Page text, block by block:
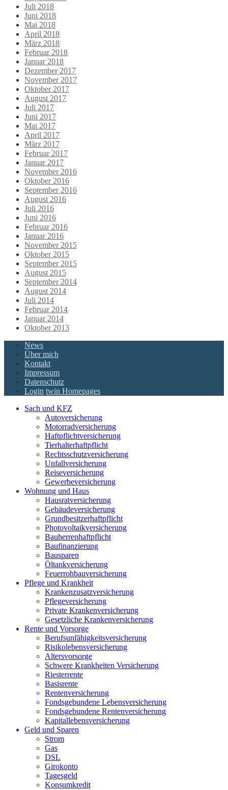
Juli 2018
Juni 2018
Mai 2018
April 2018
März 2018
Februar 2018
Januar 2018
Dezember 2017
November 2017
Oktober 2017
August 2017
Juli 2017
Juni 2017
Mai 2017
April 2017
März 2017
Februar 2017
Januar 2017
November 2016
Oktober 2016
September 2016
August 2016
Juli 2016
Juni 2016
Februar 2016
Januar 2016
November 2015
Oktober 2015
September 2015
August 2015
September 2014
August 2014
Juli 2014
Februar 2014
Januar 2014
Oktober 2013
News
Über mich
Kontakt
Impressum
Datenschutz
Login twin Homepages
Sach und KFZ
Autoversicherung
Motorradversicherung
Haftpflichtversicherung
Tierhalterhaftpflicht
Rechtsschutzversicherung
Unfallversicherung
Reiseversicherung
Gewerbeversicherung
Wohnung und Haus
Hausratversicherung
Gebäudeversicherung
Grundbesitzerhaftpflicht
Photovoltaikversicherung
Bauherrenhaftpflicht
Baufinanzierung
Bausparen
Öltankversicherung
Feuerrohbauversicherung
Pflege und Krankheit
Krankenzusatzversicherung
Pflegeversicherung
Private Krankenversicherung
Gesetzliche Krankenversicherung
Rente und Vorsorge
Berufs­unfähigkeitsversicherung
Risikolebensversicherung
Altersvorsorge
Schwere Krankheiten Versicherung
Riesterrente
Basisrente
Rentenversicherung
Fondsgebundene Lebensversicherung
Fondsgebundene Rentenversicherung
Kapitallebensversicherung
Geld und Sparen
Strom
Gas
DSL
Girokonto
Tagesgeld
Konsumkredit